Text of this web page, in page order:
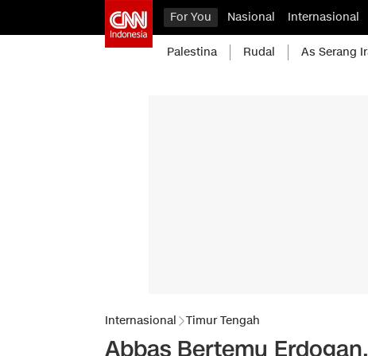
For You Nasional Internasional
Palestina Rudal As Serang
Internasional Timur Tengah
Abbas Bertemu